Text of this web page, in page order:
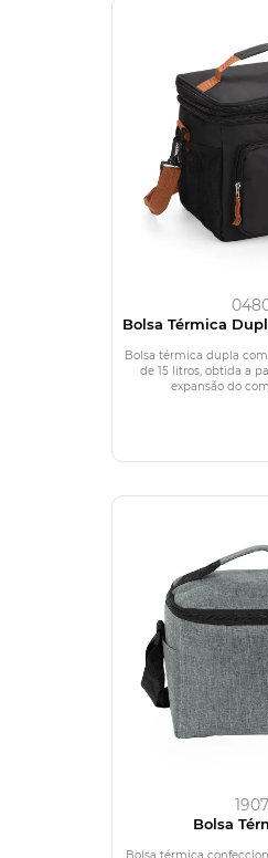
Bolsa Térmica
Bolsa térmica dupla
de 15 litros, obtida a
expansão do
Bolsa
Bolsa térmica